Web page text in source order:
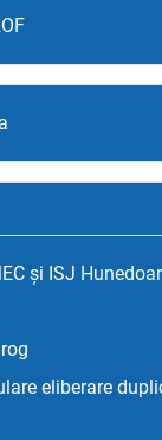
și ISJ
eliberare